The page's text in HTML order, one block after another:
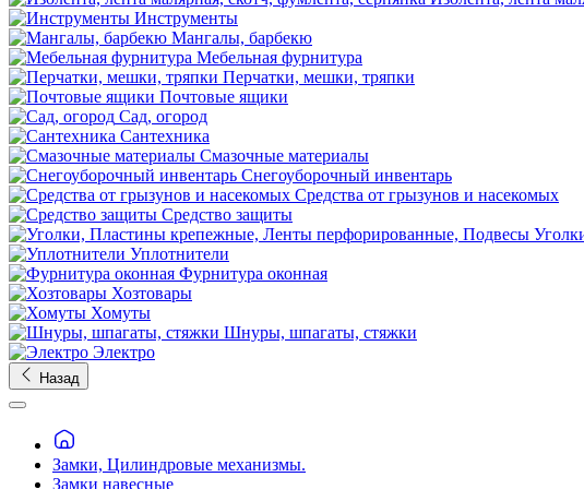
Инструменты
Мангалы, барбекю
Мебельная фурнитура
Перчатки, мешки, тряпки
Почтовые ящики
Сад, огород
Сантехника
Смазочные материалы
Снегоуборочный инвентарь
Средства от грызунов и насекомых
Средство защиты
Уплотнители
Фурнитура оконная
Хозтовары
Хомуты
Шнуры, шпагаты, стяжки
Электро
Назад
Замки, Цилиндровые механизмы.
Замки навесные